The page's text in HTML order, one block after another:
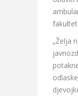
„Želja